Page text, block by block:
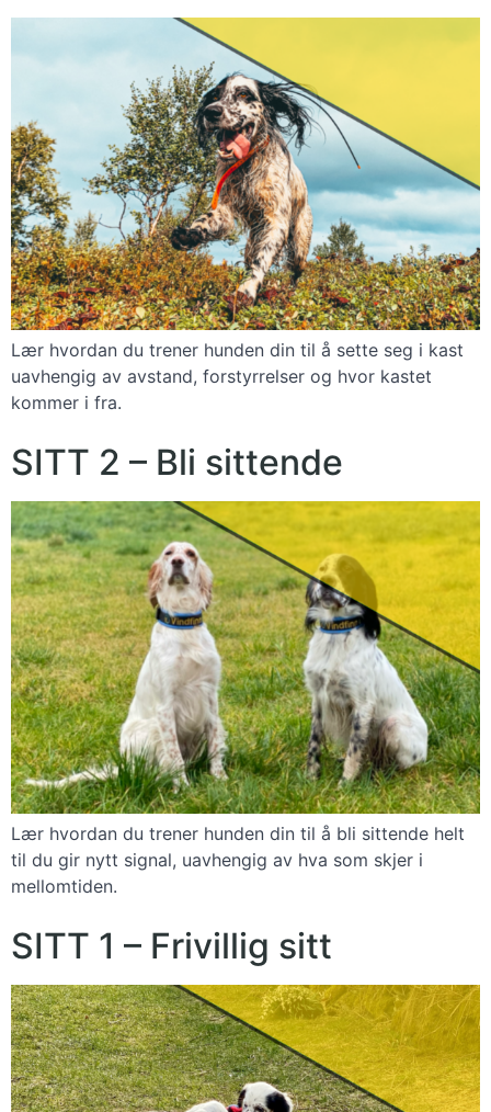
Lær hvordan du trener hunden din til å sette seg i kast
uavhengig av avstand, forstyrrelser og hvor kastet
kommer i fra.
SITT 2 – Bli sittende
Lær hvordan du trener hunden din til å bli sittende helt
til du gir nytt signal, uavhengig av hva som skjer i
mellomtiden.
SITT 1 – Frivillig sitt